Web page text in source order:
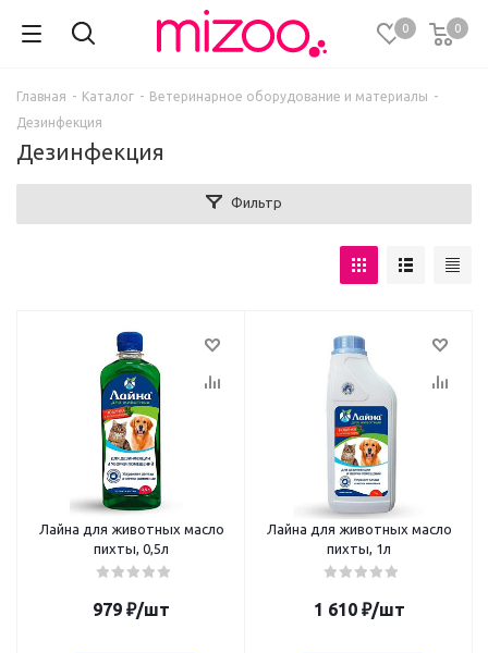
0 0
Главная - Каталог - Ветеринарное оборудование и материалы -
Дезинфекция
Дезинфекция
Фильтр
Лайна для животных масло
пихты, 0,5л
979 ₽/шт
Лайна для животных масло
пихты, 1л
1 610₽/шт